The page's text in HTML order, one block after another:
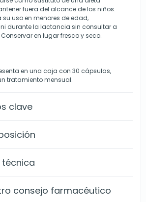
fuera del alcance de los niños.
su uso en menores de edad,
durante la lactancia sin consultar a
en lugar fresco y seco.
en una caja con 30 cápsulas,
tratamiento mensual.
clave
técnica
consejo farmacéutico